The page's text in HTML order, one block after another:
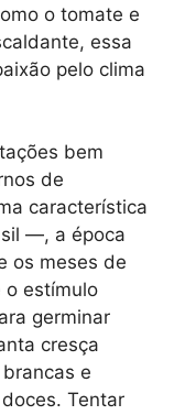
o tomate e
essa
pelo clima
bem
de
característica
—, a época
os meses de
o estímulo
germinar
cresça
e
Tentar